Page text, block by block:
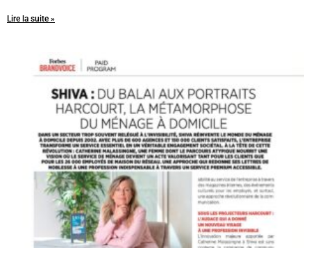
Lire la suite »